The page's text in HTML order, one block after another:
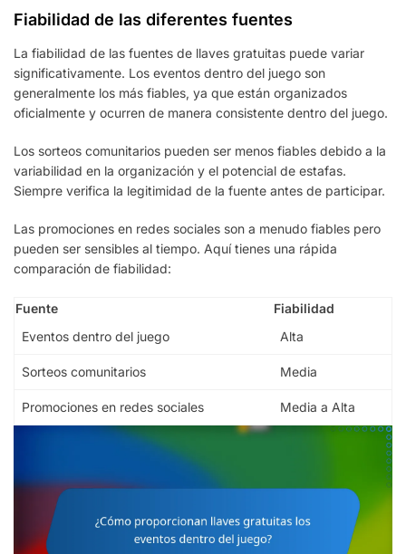
Fiabilidad de las diferentes fuentes
La fiabilidad de las fuentes de llaves gratuitas puede variar
significativamente. Los eventos dentro del juego son
generalmente los más fiables, ya que están organizados
oficialmente y ocurren de manera consistente dentro del juego.
Los sorteos comunitarios pueden ser menos fiables debido a la
variabilidad en la organización y el potencial de estafas.
Siempre verifica la legitimidad de la fuente antes de participar.
Las promociones en redes sociales son a menudo fiables pero
pueden ser sensibles al tiempo. Aquí tienes una rápida
comparación de fiabilidad:
Fuente
Fiabilidad
Eventos dentro del juego
Alta
Sorteos comunitarios Media
Promociones en redes sociales Media a Alta